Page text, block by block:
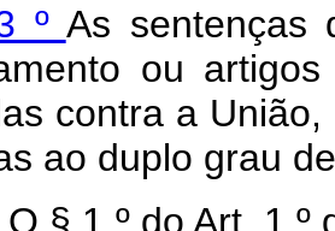
º As sentenças
ou
contra a
ao duplo grau
O § 1 º do Art. 1 º